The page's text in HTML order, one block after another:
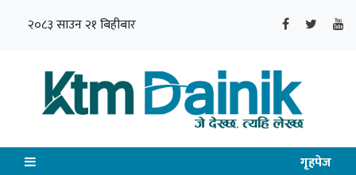
२०८३ साउन २१ बिहीबार
गृहपेज